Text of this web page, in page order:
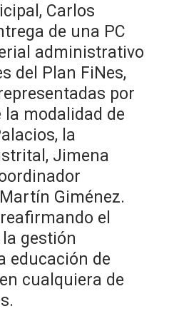
Carlos
de una PC
administrativo
del Plan FiNes,
por
la modalidad de
la
Jimena
Giménez.
el
gestión
educación de
cualquiera de